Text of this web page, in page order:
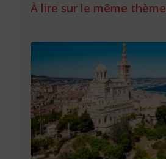
À lire sur le même thème